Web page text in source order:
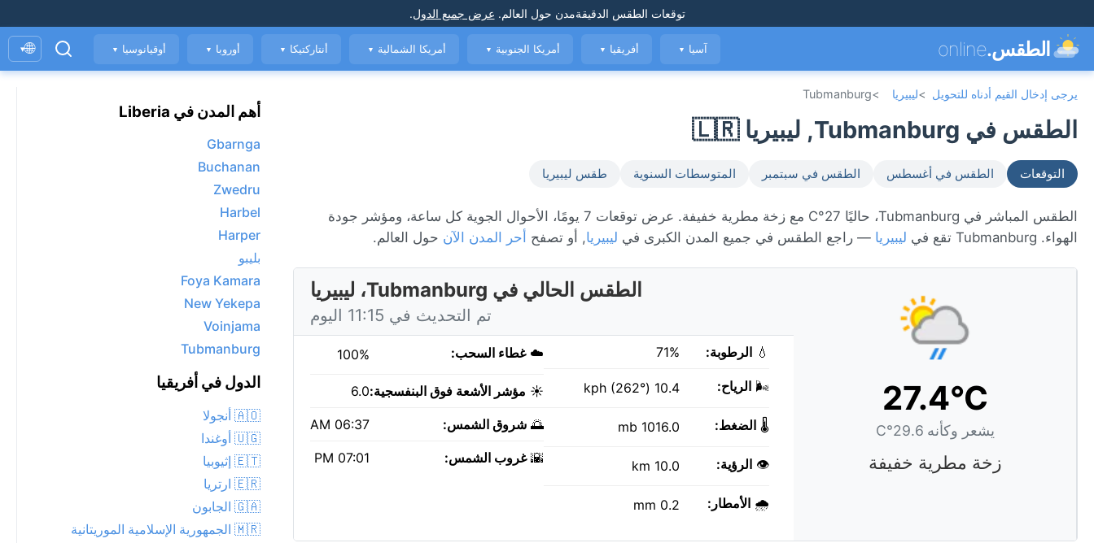
توقعات الطقس الدقيقةمدن حول العالم. عرض جميع الدول.
الطقس.online آسيا ▼ أفريقيا ▼ أمريكا الجنوبية ▼ أمريكا الشمالية ▼ أنتاركتيكا ▼ أوروبا ▼ أوقيانوسيا ▼
🌐
▾
يرجى إدخال القيم أدناه للتحويل >ليبيريا >
Tubmanburg
الطقس في Tubmanburg, ليبيريا 🇱🇷
التوقعات الطقس في أغسطس الطقس في سبتمبر المتوسطات السنوية طقس ليبيريا
الطقس المباشر في Tubmanburg، حاليًا 27°C مع زخة مطرية خفيفة. عرض توقعات 7 يومًا، الأحوال الجوية كل ساعة، ومؤشر جودة
الهواء. Tubmanburg تقع في
ليبيريا — راجع الطقس في جميع المدن الكبرى في ليبيريا, أو تصفح أحر المدن الآن حول العالم.
27.4°C
يشعر وكأنه 29.6°C
زخة مطرية خفيفة
الطقس الحالي في Tubmanburg، ليبيريا
تم التحديث في 11:15 اليوم
💧 الرطوبة: 71%
🌬️ الرياح: 10.4 kph (262°)
🌡️ الضغط: 1016.0 mb
👁️ الرؤية: 10.0 km
🌧️ الأمطار: 0.2 mm
☁️غطاء السحب: 100%
☀️ مؤشر الأشعة فوق البنفسجية:6.0
🌅 شروق الشمس: 06:37 AM
🌇غروب الشمس: 07:01 PM
أهم المدن في Liberia
Gbarnga
Buchanan
Zwedru
Harbel
Harper
بليبو
Foya Kamara
New Yekepa
Voinjama
Tubmanburg
الدول في أفريقيا
🇦🇴 أنجولا
🇺🇬 أوغندا
🇪🇹 إثيوبيا
🇪🇷 ارتريا
🇬🇦 الجابون
🇲🇷 الجمهورية الإسلامية الموريتانية